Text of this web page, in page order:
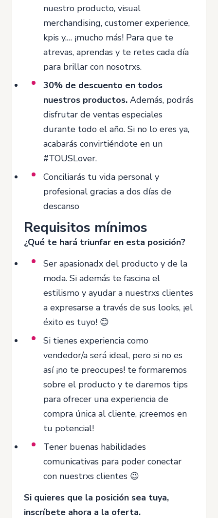
nuestro producto, visual
merchandising, customer experience,
kpis y.… ¡mucho más! Para que te
atrevas, aprendas y te retes cada día
para brillar con nosotrxs.
30% de descuento en todos
nuestros productos. Además, podrás
disfrutar de ventas especiales
durante todo el año. Si no lo eres ya,
acabarás convirtiéndote en un
#TOUSLover.
Conciliarás tu vida personal y
profesional gracias a dos días de
descanso
Requisitos mínimos
¿Qué te hará triunfar en esta posición?
Ser apasionadx del producto y de la
moda. Si además te fascina el
estilismo y ayudar a nuestrxs clientes
a expresarse a través de sus looks, ¡el
éxito es tuyo! 😊
Si tienes experiencia como
vendedor/a será ideal, pero si no es
así ¡no te preocupes! te formaremos
sobre el producto y te daremos tips
para ofrecer una experiencia de
compra única al cliente, ¡creemos en
tu potencial!
Tener buenas habilidades
comunicativas para poder conectar
con nuestrxs clientes 😉
Si quieres que la posición sea tuya,
inscríbete ahora a la oferta.